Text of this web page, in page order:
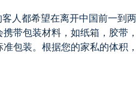
人都希望在离开中国前一到
携带包装材料，如纸箱，胶带
准包装。根据您的家私的体积